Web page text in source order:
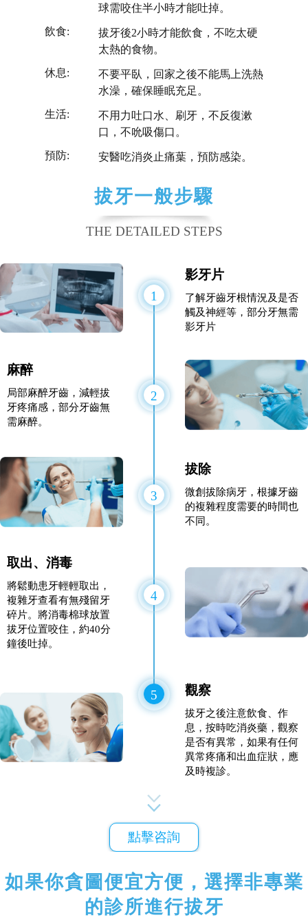
球需咬住半小時才能吐掉。
飲食:
拔牙後2小時才能飲食，不吃太硬
太熱的食物。
休息:
不要平臥，回家之後不能馬上洗熱
水澡，確保睡眠充足。
生活:
不用力吐口水、刷牙，不反復漱
口，不吮吸傷口。
預防: 安醫吃消炎止痛葉，預防感染。
拔牙一般步驟
THE DETAILED STEPS
影牙片
了解牙齒牙根情況及是否
觸及神經等，部分牙無需
影牙片
麻醉
局部麻醉牙齒，減輕拔
牙疼痛感，部分牙齒無
需麻醉。
拔除
微創拔除病牙，根據牙齒
的複雜程度需要的時間也
不同。
取出、消毒
將鬆動患牙輕輕取出，
複雜牙查看有無殘留牙
碎片。將消毒棉球放置
拔牙位置咬住，約40分
鐘後吐掉。
觀察
拔牙之後注意飲食、作
息，按時吃消炎藥，觀察
是否有異常，如果有任何
異常疼痛和出血症狀，應
及時複診。
1
2
3
4
5
點擊咨詢
如果你貪圖便宜方便，選擇非專業
的診所進行拔牙